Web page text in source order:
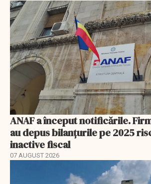
ANAF a început notificările.
au depus bilanțurile pe 2025
inactive fiscal
07 AUGUST 2026